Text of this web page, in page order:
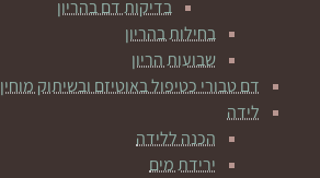
בדיקות דם בהריון
בחילות בהריון
שבועות הריון
דם טבורי כטיפול באוטיזם ובשיתוק מוחין
לידה
הכנה ללידה
ירידת מים